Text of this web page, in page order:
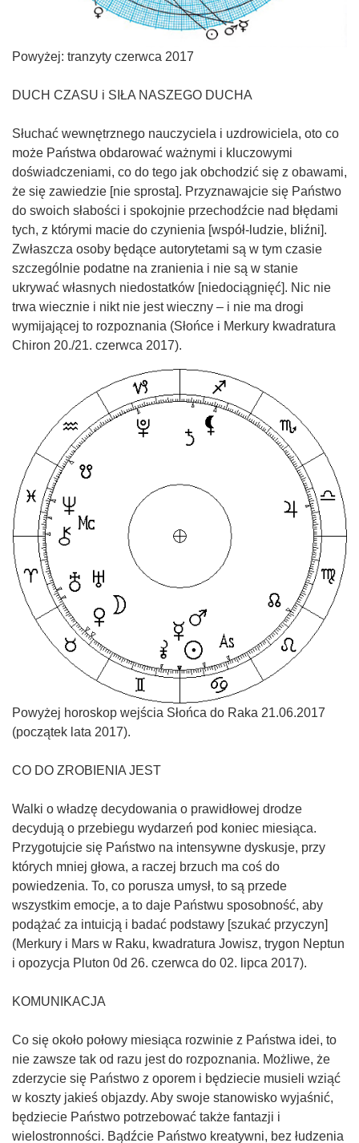
Powyżej: tranzyty czerwca 2017
DUCH CZASU i SIŁA NASZEGO DUCHA
Słuchać wewnętrznego nauczyciela i uzdrowiciela, oto co
może Państwa obdarować ważnymi i kluczowymi
doświadczeniami, co do tego jak obchodzić się z obawami,
że się zawiedzie [nie sprosta]. Przyznawajcie się Państwo
do swoich słabości i spokojnie przechodźcie nad błędami
tych, z którymi macie do czynienia [współ-ludzie, bliźni].
Zwłaszcza osoby będące autorytetami są w tym czasie
szczególnie podatne na zranienia i nie są w stanie
ukrywać własnych niedostatków [niedociągnięć]. Nic nie
trwa wiecznie i nikt nie jest wieczny – i nie ma drogi
wymijającej to rozpoznania (Słońce i Merkury kwadratura
Chiron 20./21. czerwca 2017).
Powyżej horoskop wejścia Słońca do Raka 21.06.2017
(początek lata 2017).
CO DO ZROBIENIA JEST
Walki o władzę decydowania o prawidłowej drodze
decydują o przebiegu wydarzeń pod koniec miesiąca.
Przygotujcie się Państwo na intensywne dyskusje, przy
których mniej głowa, a raczej brzuch ma coś do
powiedzenia. To, co porusza umysł, to są przede
wszystkim emocje, a to daje Państwu sposobność, aby
podążać za intuicją i badać podstawy [szukać przyczyn]
(Merkury i Mars w Raku, kwadratura Jowisz, trygon Neptun
i opozycja Pluton 0d 26. czerwca do 02. lipca 2017).
KOMUNIKACJA
Co się około połowy miesiąca rozwinie z Państwa idei, to
nie zawsze tak od razu jest do rozpoznania. Możliwe, że
zderzycie się Państwo z oporem i będziecie musieli wziąć
w koszty jakieś objazdy. Aby swoje stanowisko wyjaśnić,
będziecie Państwo potrzebować także fantazji i
wielostronności. Bądźcie Państwo kreatywni, bez łudzenia